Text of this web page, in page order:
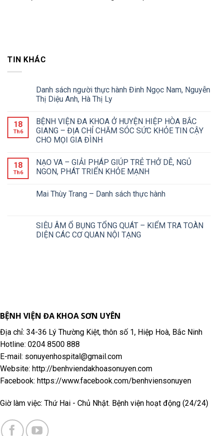
TIN KHÁC
Danh sách người thực hành Đinh Ngọc Nam, Nguyễn
Thị Diệu Anh, Hà Thị Ly
18
Th6
BỆNH VIỆN ĐA KHOA Ở HUYỆN HIỆP HÒA BẮC
GIANG – ĐỊA CHỈ CHĂM SÓC SỨC KHỎE TIN CẬY
CHO MỌI GIA ĐÌNH
18
Th6
NẠO VA – GIẢI PHÁP GIÚP TRẺ THỞ DỄ, NGỦ
NGON, PHÁT TRIỂN KHỎE MẠNH
Mai Thùy Trang – Danh sách thực hành
SIÊU ÂM Ổ BỤNG TỔNG QUÁT – KIỂM TRA TOÀN
DIỆN CÁC CƠ QUAN NỘI TẠNG
BỆNH VIỆN ĐA KHOA SƠN UYÊN
Địa chỉ: 34-36 Lý Thường Kiệt, thôn số 1, Hiệp Hoà, Bắc Ninh
Hotline: 0204 8500 888
E-mail: sonuyenhospital@gmail.com
Website: http://benhviendakhoasonuyen.com
Facebook: https://www.facebook.com/benhviensonuyen
Giờ làm việc: Thứ Hai - Chủ Nhật. Bệnh viện hoạt động (24/24)